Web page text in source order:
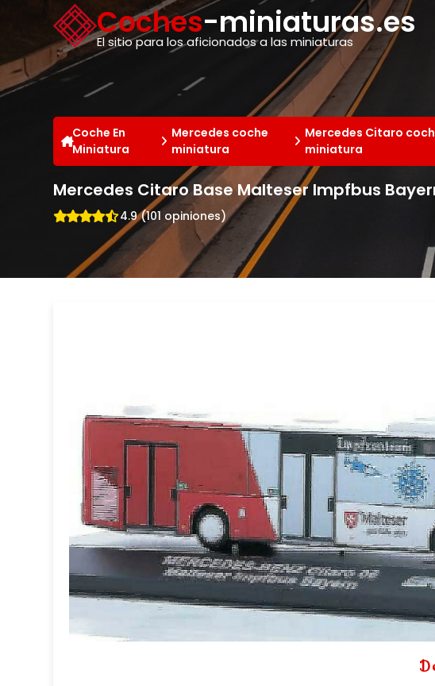
Coches-miniaturas.es
El sitio para los aficionados a las miniaturas
Coche En
Miniatura
Mercedes coche
miniatura
Mercedes Citaro
miniatura
Mercedes Citaro Base Malteser Impfbus
4.9 (101 opiniones)
Panel de gestión de cookies